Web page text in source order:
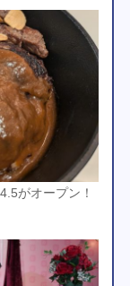
がオープン！